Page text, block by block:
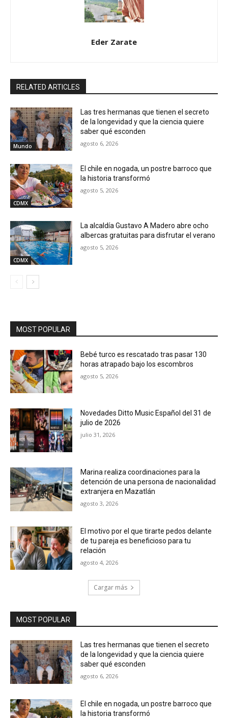
Eder Zarate
RELATED ARTICLES
Mundo
Las tres hermanas que tienen el secreto
de la longevidad y que la ciencia quiere
saber qué esconden
agosto 6, 2026
CDMX
El chile en nogada, un postre barroco que
la historia transformó
agosto 5, 2026
CDMX
La alcaldía Gustavo A Madero abre ocho
albercas gratuitas para disfrutar el verano
agosto 5, 2026
MOST POPULAR
Bebé turco es rescatado tras pasar 130
horas atrapado bajo los escombros
agosto 5, 2026
Novedades Ditto Music Español del 31 de
julio de 2026
julio 31, 2026
Marina realiza coordinaciones para la
detención de una persona de nacionalidad
extranjera en Mazatlán
agosto 3, 2026
El motivo por el que tirarte pedos delante
de tu pareja es beneficioso para tu
relación
agosto 4, 2026
Cargar más
MOST POPULAR
Las tres hermanas que tienen el secreto
de la longevidad y que la ciencia quiere
saber qué esconden
agosto 6, 2026
El chile en nogada, un postre barroco que
la historia transformó